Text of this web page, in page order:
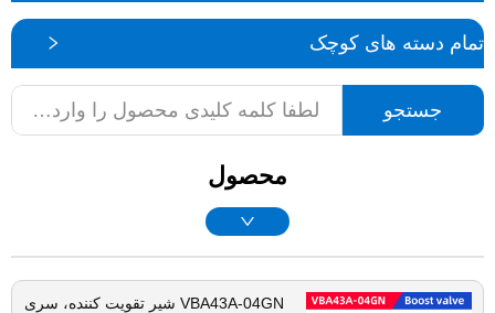
تماس با ما
تمام دسته های کوچک
جستجو
محصول
VBA43A-04GN شیر تقویت کننده، سری